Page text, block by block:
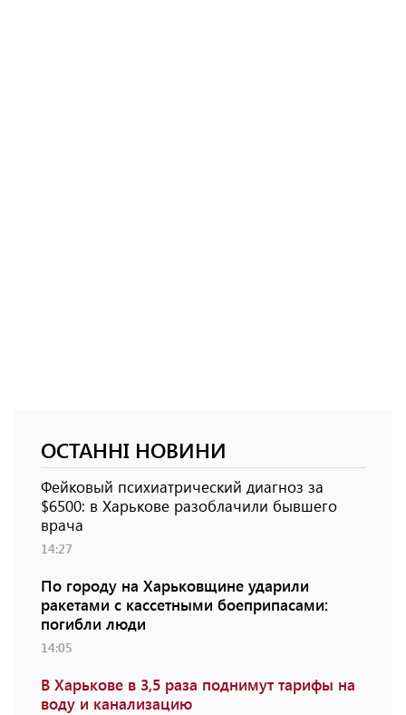
ОСТАННІ НОВИНИ
Фейковый психиатрический диагноз за
$6500: в Харькове разоблачили бывшего
врача
14:27
По городу на Харьковщине ударили
ракетами с кассетными боеприпасами:
погибли люди
14:05
В Харькове в 3,5 раза поднимут тарифы на
воду и канализацию